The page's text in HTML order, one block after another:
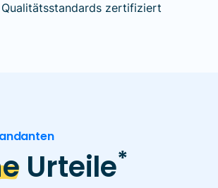
Qualitätsstandards zertifiziert
Urteile*